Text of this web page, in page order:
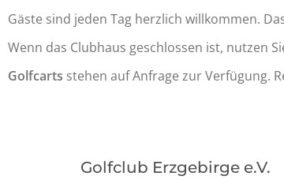
Gäste sind jeden Tag herzlich willkommen.
Wenn das Clubhaus geschlossen ist, nutzen
Golfcarts stehen auf Anfrage zur Verfügung.
Golfclub Erzgebirge e.V.